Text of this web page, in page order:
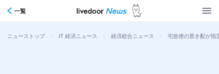
一覧
ニューストップ > IT 経済ニュース > 経済総合ニュース > 宅急便の置き配が指